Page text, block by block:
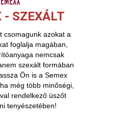
- SZEXÁLT
csomagunk azokat a
foglalja magában,
nemcsak
szexált formában
Ön is a Semex
még több minőségi,
rendelkező üszőt
tenyészetében!